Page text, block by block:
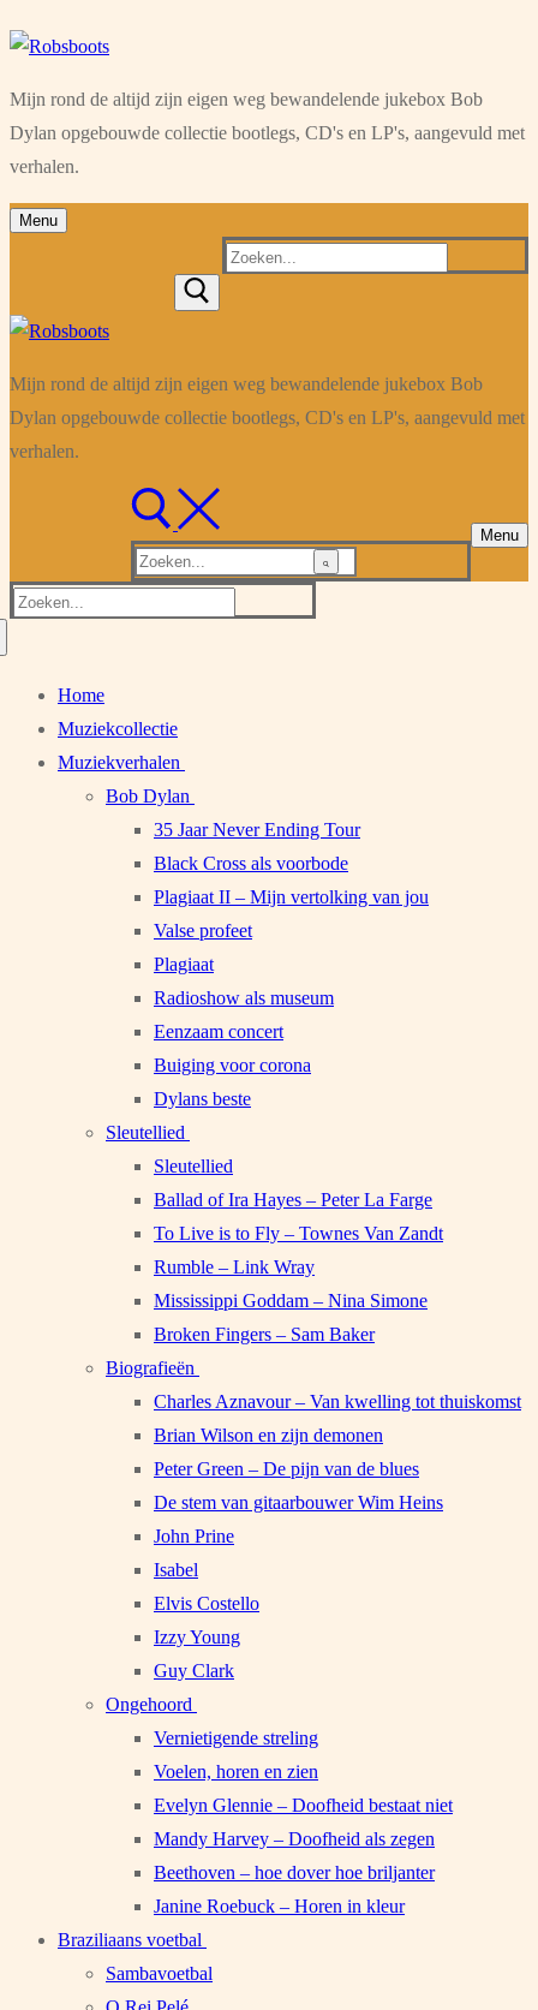
Ga
de
inhoud
Menu
Sluiten
Mijn rond de altijd zijn eigen weg bewandelende jukebox Bob
Dylan opgebouwde collectie bootlegs, CD's en LP's, aangevuld met
verhalen.
Menu
Zoeken
Mijn rond de altijd zijn eigen weg bewandelende jukebox Bob
Dylan opgebouwde collectie bootlegs, CD's en LP's, aangevuld met
verhalen.
Zoeken
naar:
Menu
Zoeken
Home
Muziekcollectie
Muziekverhalen
Bob Dylan
35 Jaar Never Ending Tour
Black Cross als voorbode
Plagiaat II – Mijn vertolking van jou
Valse profeet
Plagiaat
Radioshow als museum
Eenzaam concert
Buiging voor corona
Dylans beste
Sleutellied
Sleutellied
Ballad of Ira Hayes – Peter La Farge
To Live is to Fly – Townes Van Zandt
Rumble – Link Wray
Mississippi Goddam – Nina Simone
Broken Fingers – Sam Baker
Biografieën
Charles Aznavour – Van kwelling tot thuiskomst
Brian Wilson en zijn demonen
Peter Green – De pijn van de blues
De stem van gitaarbouwer Wim Heins
John Prine
Isabel
Elvis Costello
Izzy Young
Guy Clark
Ongehoord
Vernietigende streling
Voelen, horen en zien
Evelyn Glennie – Doofheid bestaat niet
Mandy Harvey – Doofheid als zegen
Beethoven – hoe dover hoe briljanter
Janine Roebuck – Horen in kleur
Braziliaans voetbal
Sambavoetbal